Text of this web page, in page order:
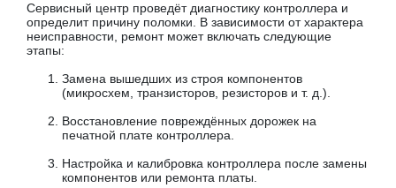
Сервисный центр проведёт диагностику контроллера и
определит причину поломки. В зависимости от характера
неисправности, ремонт может включать следующие
этапы:
Замена вышедших из строя компонентов
(микросхем, транзисторов, резисторов и т. д.).
Восстановление повреждённых дорожек на
печатной плате контроллера.
Настройка и калибровка контроллера после замены
компонентов или ремонта платы.